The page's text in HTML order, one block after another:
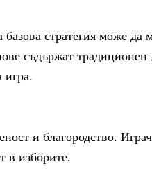
стратегия може
съдържат традиционен
игра.
и благородство.
в изборите.